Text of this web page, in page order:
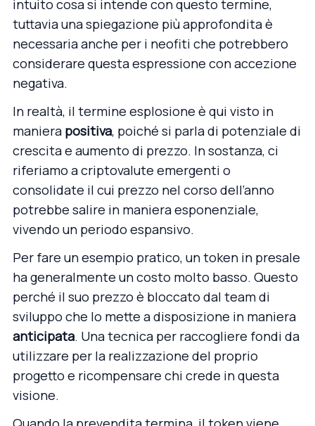
intuito cosa si intende con questo termine,
tuttavia una spiegazione più approfondita è
necessaria anche per i neofiti che potrebbero
considerare questa espressione con accezione
negativa.
In realtà, il termine esplosione è qui visto in
maniera positiva, poiché si parla di potenziale di
crescita e aumento di prezzo. In sostanza, ci
riferiamo a criptovalute emergenti o
consolidate il cui prezzo nel corso dell’anno
potrebbe salire in maniera esponenziale,
vivendo un periodo espansivo.
Per fare un esempio pratico, un token in presale
ha generalmente un costo molto basso. Questo
perché il suo prezzo è bloccato dal team di
sviluppo che lo mette a disposizione in maniera
anticipata. Una tecnica per raccogliere fondi da
utilizzare per la realizzazione del proprio
progetto e ricompensare chi crede in questa
visione.